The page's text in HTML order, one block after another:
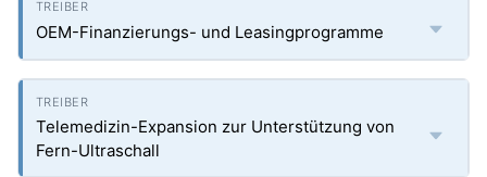
OEM-Finanzierungs- und Leasingprogramme
Telemedizin-Expansion zur Unterstützung von
Fern-Ultraschall